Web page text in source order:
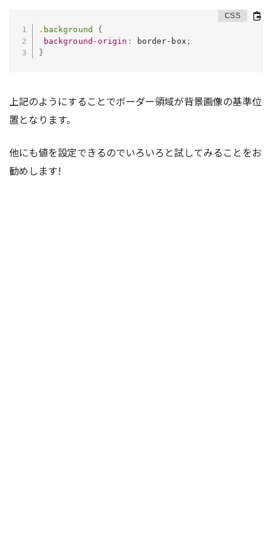
.background
{
background-origin : border-box ;
}
上記のようにすることでボーダー領域が背景画像の基準位
置となります。
他にも値を設定できるのでいろいろと試してみることをお
勧めします!